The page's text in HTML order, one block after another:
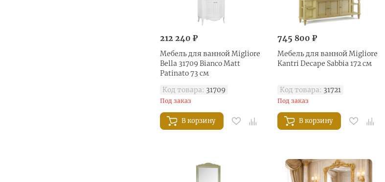
212 240 ₽
Мебель для ванной Migliore
Bella 31709 Bianco Matt
Patinato 73 см
Код товара: 31709
Под заказ
В корзину
745 800 ₽
Мебель для ванной Migliore
Kantri Decape Sabbia 172 см
Код товара: 31721
Под заказ
В корзину